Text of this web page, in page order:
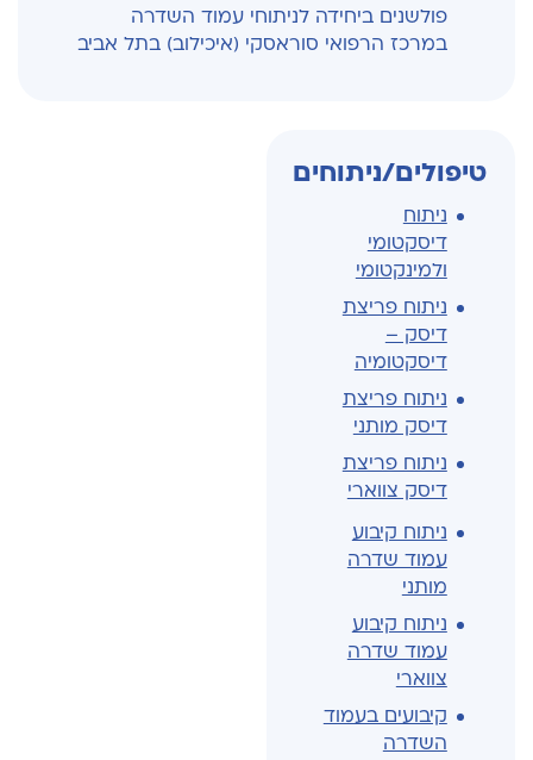
פולשנים ביחידה לניתוחי עמוד השדרה
במרכז הרפואי סוראסקי (איכילוב) בתל אביב
טיפולים/ניתוחים
ניתוח
דיסקטומי
ולמינקטומי
ניתוח פריצת
דיסק –
דיסקטומיה
ניתוח פריצת
דיסק מותני
ניתוח פריצת
דיסק צווארי
ניתוח קיבוע
עמוד שדרה
מותני
ניתוח קיבוע
עמוד שדרה
צווארי
קיבועים בעמוד
השדרה